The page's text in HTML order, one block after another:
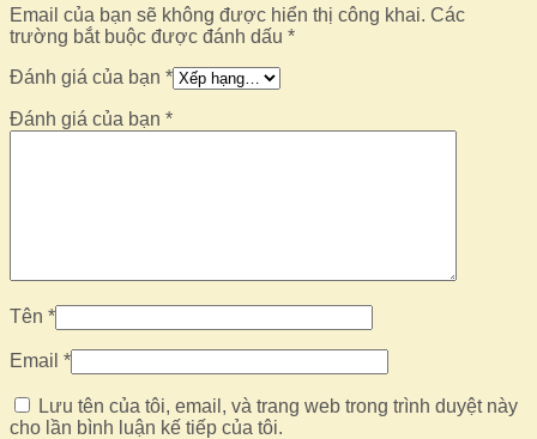
Email của bạn sẽ không được hiển thị công khai. Các
trường bắt buộc được đánh dấu *
Đánh giá của bạn *
Đánh giá của bạn *
Tên *
Email *
Lưu tên của tôi, email, và trang web trong trình duyệt này
cho lần bình luận kế tiếp của tôi.